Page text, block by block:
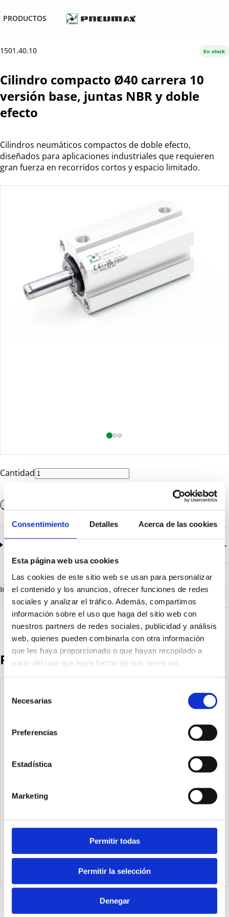
Consentimiento Detalles Acerca de las cookies
Esta página web usa cookies
Las cookies de este sitio web se usan para personalizar
el contenido y los anuncios, ofrecer funciones de redes
sociales y analizar el tráfico. Además, compartimos
información sobre el uso que haga del sitio web con
nuestros partners de redes sociales, publicidad y análisis
web, quienes pueden combinarla con otra información
que les haya proporcionado o que hayan recopilado a
partir del uso que haya hecho de sus servicios.
Necesarias
Preferencias
Estadística
Marketing
Permitir todas
Permitir la selección
Denegar
PRODUCTOS
1501.40.10
Cilindro compacto Ø40 carrera 10
versión base, juntas NBR y doble
efecto
Cilindros neumáticos compactos de doble efecto,
diseñados para aplicaciones industriales que requieren
gran fuerza en recorridos cortos y espacio limitado.
En stock
Cantidad
Serie_1500.pdf
Descargar
Información destacadaDetalles técnicos Vista 3D
Productos destacados
Cilindro steel line Ø63 carrera 400 versión base magnético,
juntas PUR y doble efecto